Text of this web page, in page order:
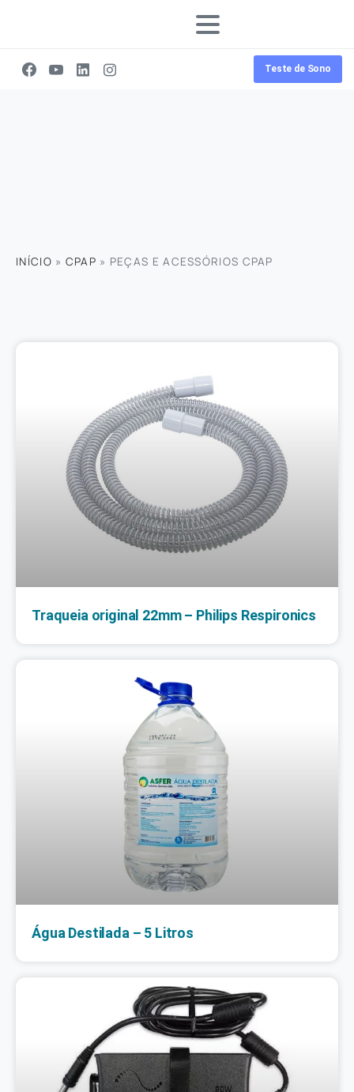
Teste de Sono
INÍCIO » CPAP » PEÇAS E ACESSÓRIOS CPAP
Traqueia original 22mm – Philips Respironics
Água Destilada – 5 Litros